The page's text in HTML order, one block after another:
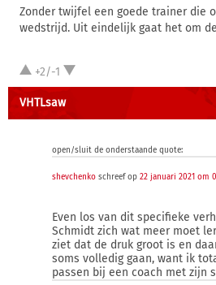
Zonder twijfel een goede trainer die
wedstrijd. Uit eindelijk gaat het om
+2/-1
VHTLsaw
open/sluit de onderstaande quote:
shevchenko schreef op 22 januari 2021 om
Even los van dit specifieke
Schmidt zich wat meer moet
ziet dat de druk groot is en
soms volledig gaan, want ik
passen bij een coach met zijn